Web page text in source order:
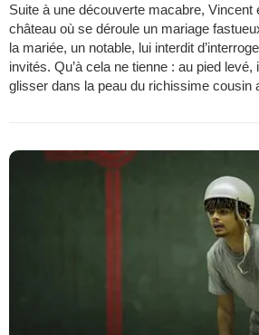
Suite à une découverte macabre, Vincent
château où se déroule un mariage
la mariée, un notable, lui interdit
invités. Qu’à cela ne tienne : au pied
glisser dans la peau du richissime cousin